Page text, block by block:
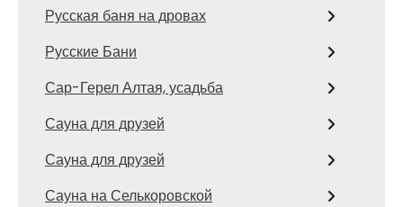
Русская баня на дровах
Русские Бани
Сар-Герел Алтая, усадьба
Сауна для друзей
Сауна для друзей
Сауна на Селькоровской